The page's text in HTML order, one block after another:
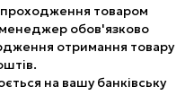
проходження товаром
обов'язково
отримання товару
на вашу банківську